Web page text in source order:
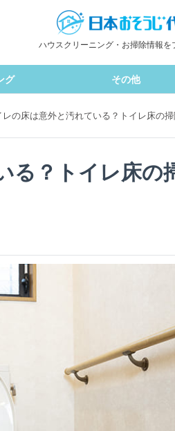
ハウスクリーニング・お掃除情報を
グ その他
レの床は意外と汚れている？トイレ床の
る？トイレ床の